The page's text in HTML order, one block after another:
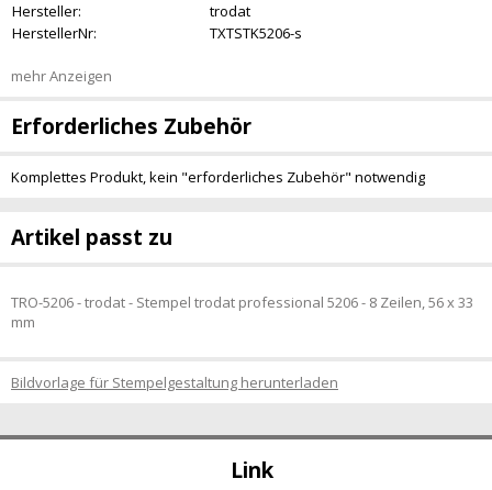
Link
Hersteller:
trodat
HerstellerNr:
TXTSTK5206-s
mehr Anzeigen
Erforderliches Zubehör
Komplettes Produkt, kein "erforderliches Zubehör" notwendig
Artikel passt zu
TRO-5206 - trodat - Stempel trodat professional 5206 - 8 Zeilen, 56 x 33
mm
Bildvorlage für Stempelgestaltung herunterladen